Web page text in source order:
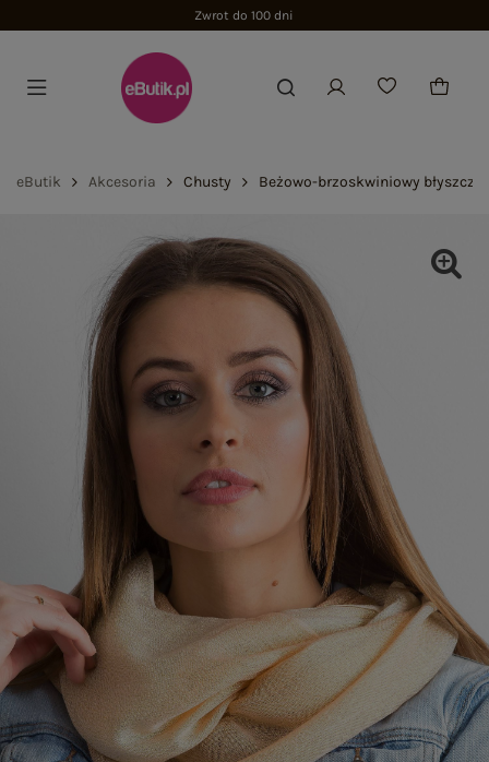
Zwrot do 100 dni
eButik Akcesoria Chusty Beżowo-brzoskwiniowy